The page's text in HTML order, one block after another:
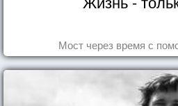
Мост через время с